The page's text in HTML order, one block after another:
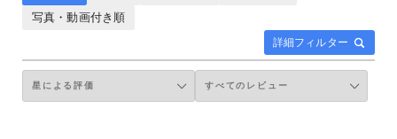
詳細フィルター
写真・動画付き順